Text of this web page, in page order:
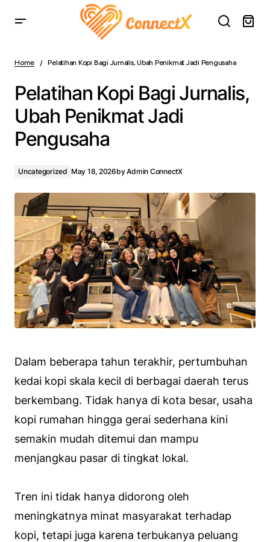
Pengusaha
Home Pelatihan Kopi Bagi Jurnalis, Ubah Penikmat Jadi Pengusaha
Pelatihan Kopi Bagi Jurnalis,
Ubah Penikmat Jadi
Pengusaha
Uncategorized May 18, 2026byAdmin ConnectX
Dalam beberapa tahun terakhir, pertumbuhan
kedai kopi skala kecil di berbagai daerah terus
berkembang. Tidak hanya di kota besar, usaha
kopi rumahan hingga gerai sederhana kini
semakin mudah ditemui dan mampu
menjangkau pasar di tingkat lokal.
Tren ini tidak hanya didorong oleh
meningkatnya minat masyarakat terhadap
kopi, tetapi juga karena terbukanya peluang